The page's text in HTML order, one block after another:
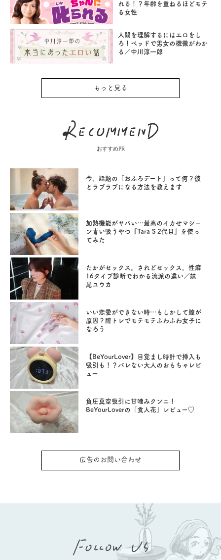
れる！？年齢を重ねるほどモテ
る女性
人間を理解するにはエロをし
ろ！ベッドで男女の機微がわか
る／中川淳一郎
もっと見る
おすすめPR
今、話題の「おふろデート」って何？彼
とラブラブになる方法を教えます
加熱機能がヤバい…最高のイカせマシー
ン青い吸うやつ『Tara S 2代目』を使っ
てみた
たかがセックス。されどセックス。性癖
16タイプ診断でわかる流派の違い／妹
尾ユウカ
いい恋愛ができない時…もしかして膣が
原因？膣トレでモテモテふわふわ女子に
なろう
【BeYourLover】目覚まし時計で挿入も
吸引も！？バレない大人のおもちゃレビ
ュー
負圧真空吸引に甘噛みクンニ！
BeYourLoverの「食人花」レビュー♡
広告のお問い合わせ